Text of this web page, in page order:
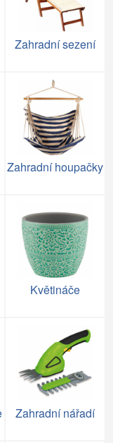
Zahradní sezení
Zahradní houpačky
Květináče
Zahradní nářadí